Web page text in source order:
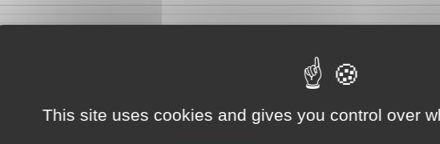
This site uses cookies and gives you control over
ou Passeport *